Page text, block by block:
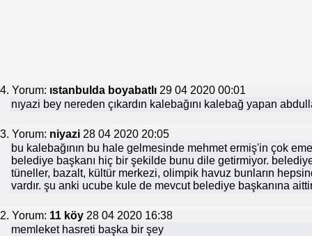
4. Yorum: ıstanbulda boyabatlı 29 04 2020 00:01
nıyazi bey nereden çıkardın kalebağını kalebağ yapan
3. Yorum: niyazi 28 04 2020 20:05
bu kalebağının bu hale gelmesinde mehmet ermiş'in çok
belediye başkanı hiç bir şekilde bunu dile getirmiyor.
tüneller, bazalt, kültür merkezi, olimpik havuz bunların
vardır. şu anki ucube kule de mevcut belediye başkanına
2. Yorum: 11 köy 28 04 2020 16:38
memleket hasreti başka bir şey